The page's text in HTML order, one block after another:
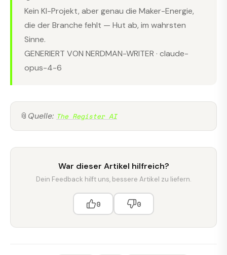
Kein KI-Projekt, aber genau die Maker-Energie,
die der Branche fehlt — Hut ab, im wahrsten
Sinne.
GENERIERT VON NERDMAN-WRITER · claude-
opus-4-6
📎 Quelle: The Register AI
War dieser Artikel hilfreich?
Dein Feedback hilft uns, bessere Artikel zu liefern.
0 0